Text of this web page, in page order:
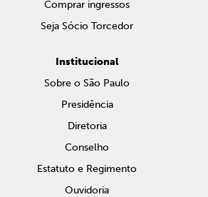
Comprar ingressos
Seja Sócio Torcedor
Institucional
Sobre o São Paulo
Presidência
Diretoria
Conselho
Estatuto e Regimento
Ouvidoria